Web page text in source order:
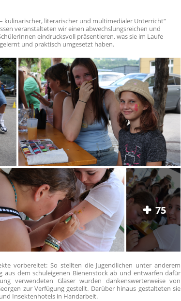
kulinarischer, literarischer und multimedialer Unterricht“
veranstalteten wir einen abwechslungsreichen und
eindrucksvoll präsentieren, was sie im Laufe
und praktisch umgesetzt haben.
75
vorbereitet: So stellten die Jugendlichen unter anderem
dem schuleigenen Bienenstock ab und entwarfen dafür
verwendeten Gläser wurden dankenswerterweise von
zur Verfügung gestellt. Darüber hinaus gestalteten sie
Insektenhotels in Handarbeit.